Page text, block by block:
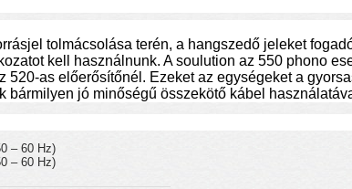
tolmácsolása terén, a hangszedő jeleket
kell használnunk. A soulution az 550 phono
520-as előerősítőnél. Ezeket az egységeket a
bármilyen jó minőségű összekötő kábel
– 60 Hz)
– 60 Hz)